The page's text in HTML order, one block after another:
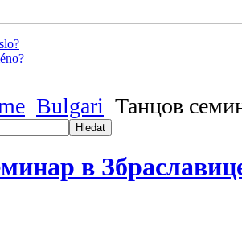
Bulgari Танцов
Hledat
в